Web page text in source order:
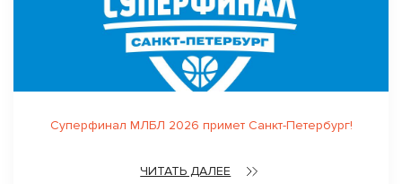
Суперфинал МЛБЛ 2026 примет Санкт-Петербург!
ЧИТАТЬ ДАЛЕЕ